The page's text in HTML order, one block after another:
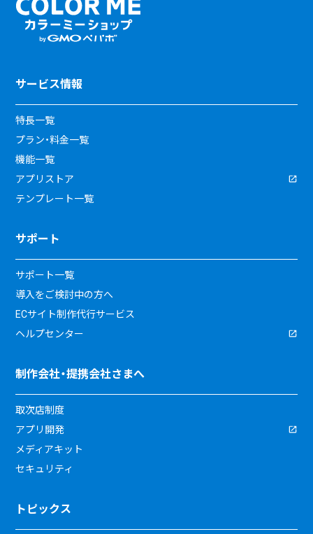
サービス情報
特長一覧
プラン・料金一覧
機能一覧
アプリストア
テンプレート一覧
サポート
サポート一覧
導入をご検討中の方へ
ECサイト制作代行サービス
ヘルプセンター
制作会社・提携会社さまへ
取次店制度
アプリ開発
メディアキット
セキュリティ
トピックス